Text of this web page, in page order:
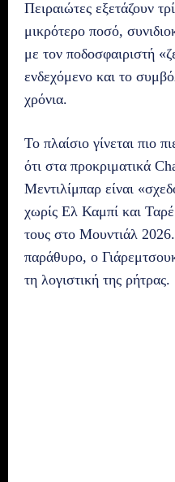
Πειραιώτες εξετάζουν
μικρότερο ποσό,
με τον ποδοσφαιριστή
ενδεχόμενο και το
χρόνια.
Το πλαίσιο γίνεται πιο
ότι στα προκριματικά
Μεντιλίμπαρ είναι
χωρίς Ελ Καμπί και
τους στο Μουντιάλ
παράθυρο, ο
τη λογιστική της ρήτρας.